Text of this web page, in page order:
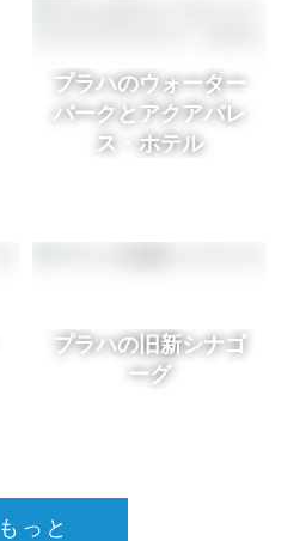
プラハのウォーター
パークとアクアパレ
ス・ホテル
プラハの旧新シナゴ
ーグ
もっと